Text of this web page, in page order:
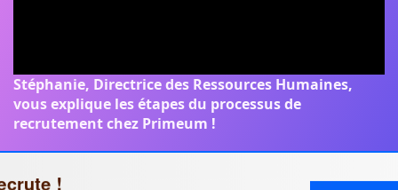
Stéphanie, Directrice des Ressources Humaines,
vous explique les étapes du processus de
recrutement chez Primeum !